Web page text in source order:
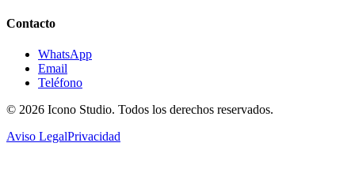
Contacto
WhatsApp
Email
Teléfono
© 2026 Icono Studio. Todos los derechos reservados.
Aviso LegalPrivacidad